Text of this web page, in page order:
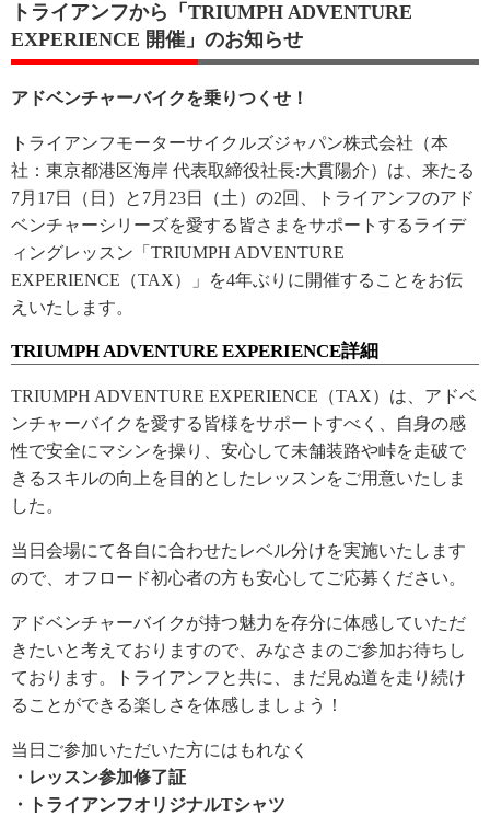
トライアンフから「TRIUMPH ADVENTURE
EXPERIENCE 開催」のお知らせ
アドベンチャーバイクを乗りつくせ！
トライアンフモーターサイクルズジャパン株式会社（本
社：東京都港区海岸 代表取締役社長:大貫陽介）は、来たる
7月17日（日）と7月23日（土）の2回、トライアンフのアド
ベンチャーシリーズを愛する皆さまをサポートするライデ
ィングレッスン「TRIUMPH ADVENTURE
EXPERIENCE（TAX）」を4年ぶりに開催することをお伝
えいたします。
TRIUMPH ADVENTURE EXPERIENCE詳細
TRIUMPH ADVENTURE EXPERIENCE（TAX）は、アドベ
ンチャーバイクを愛する皆様をサポートすべく、自身の感
性で安全にマシンを操り、安心して未舗装路や峠を走破で
きるスキルの向上を目的としたレッスンをご用意いたしま
した。
当日会場にて各自に合わせたレベル分けを実施いたします
ので、オフロード初心者の方も安心してご応募ください。
アドベンチャーバイクが持つ魅力を存分に体感していただ
きたいと考えておりますので、みなさまのご参加お待ちし
ております。トライアンフと共に、まだ見ぬ道を走り続け
ることができる楽しさを体感しましょう！
当日ご参加いただいた方にはもれなく
・レッスン参加修了証
・トライアンフオリジナルTシャツ